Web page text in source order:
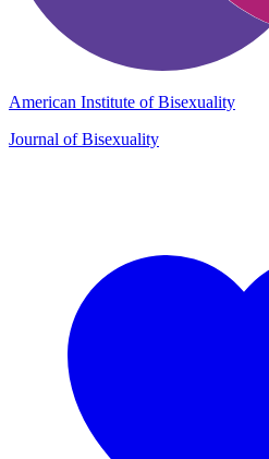
American Institute of Bisexuality
Journal of Bisexuality